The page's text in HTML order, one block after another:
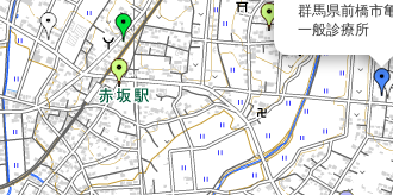
群馬県前橋市
一般診療所